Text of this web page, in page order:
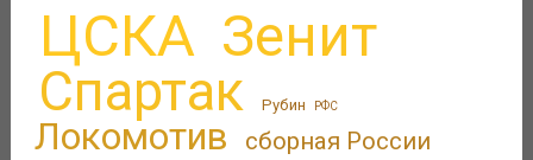
ЦСКА Зенит
Спартак Рубин РФС
Локомотив сборная России